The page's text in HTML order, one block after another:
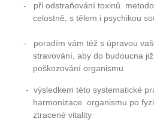
- při odstraňování toxinů
celostně, s tělem i psychikou
- poradím vám též s úpravou
stravování, aby do budoucna
poškozování organismu
- výsledkem této systematické
harmonizace organismu po
ztracené vitality